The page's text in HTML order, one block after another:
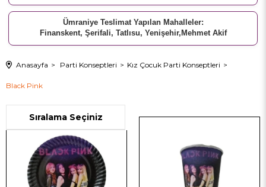
Ümraniye Teslimat Yapılan Mahalleler:
Finanskent, Şerifali, Tatlısu, Yenişehir,Mehmet Akif
Anasayfa Parti Konseptleri Kız Çocuk Parti Konseptleri
Black Pink